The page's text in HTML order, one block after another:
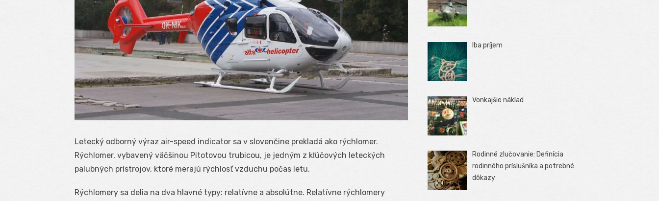
Letecký odborný výraz air-speed indicator sa v slovenčine prekladá ako rýchlomer.
Rýchlomer, vybavený väčšinou Pitotovou trubicou, je jedným z kľúčových leteckých
palubných prístrojov, ktoré merajú rýchlosť vzduchu počas letu.
Rýchlomery sa delia na dva hlavné typy: relatívne a absolútne. Relatívne rýchlomery
Iba príjem
Vonkajšie náklad
Rodinné zlučovanie: Definícia
rodinného príslušníka a potrebné
dôkazy